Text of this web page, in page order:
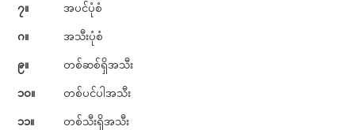
၇။ အပင်ပုံစံ
ဂ။ အသီးပုံစံ
၉။ တစ်ဆစ်ရှိအသီး
၁၀။ တစ်ပင်ပါအသီး
၁၁။ တစ်သီးရှိအသီး